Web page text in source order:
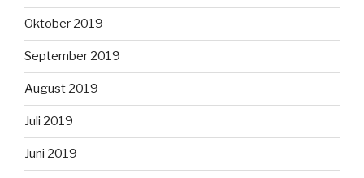
Oktober 2019
September 2019
August 2019
Juli 2019
Juni 2019